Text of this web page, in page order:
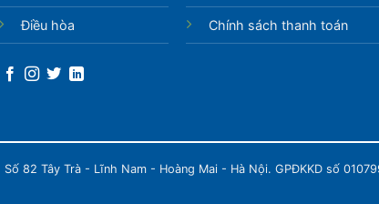
Điều hòa Chính sách thanh toán
82 Tây Trà - Lĩnh Nam - Hoàng Mai - Hà Nội. GPĐKKD số